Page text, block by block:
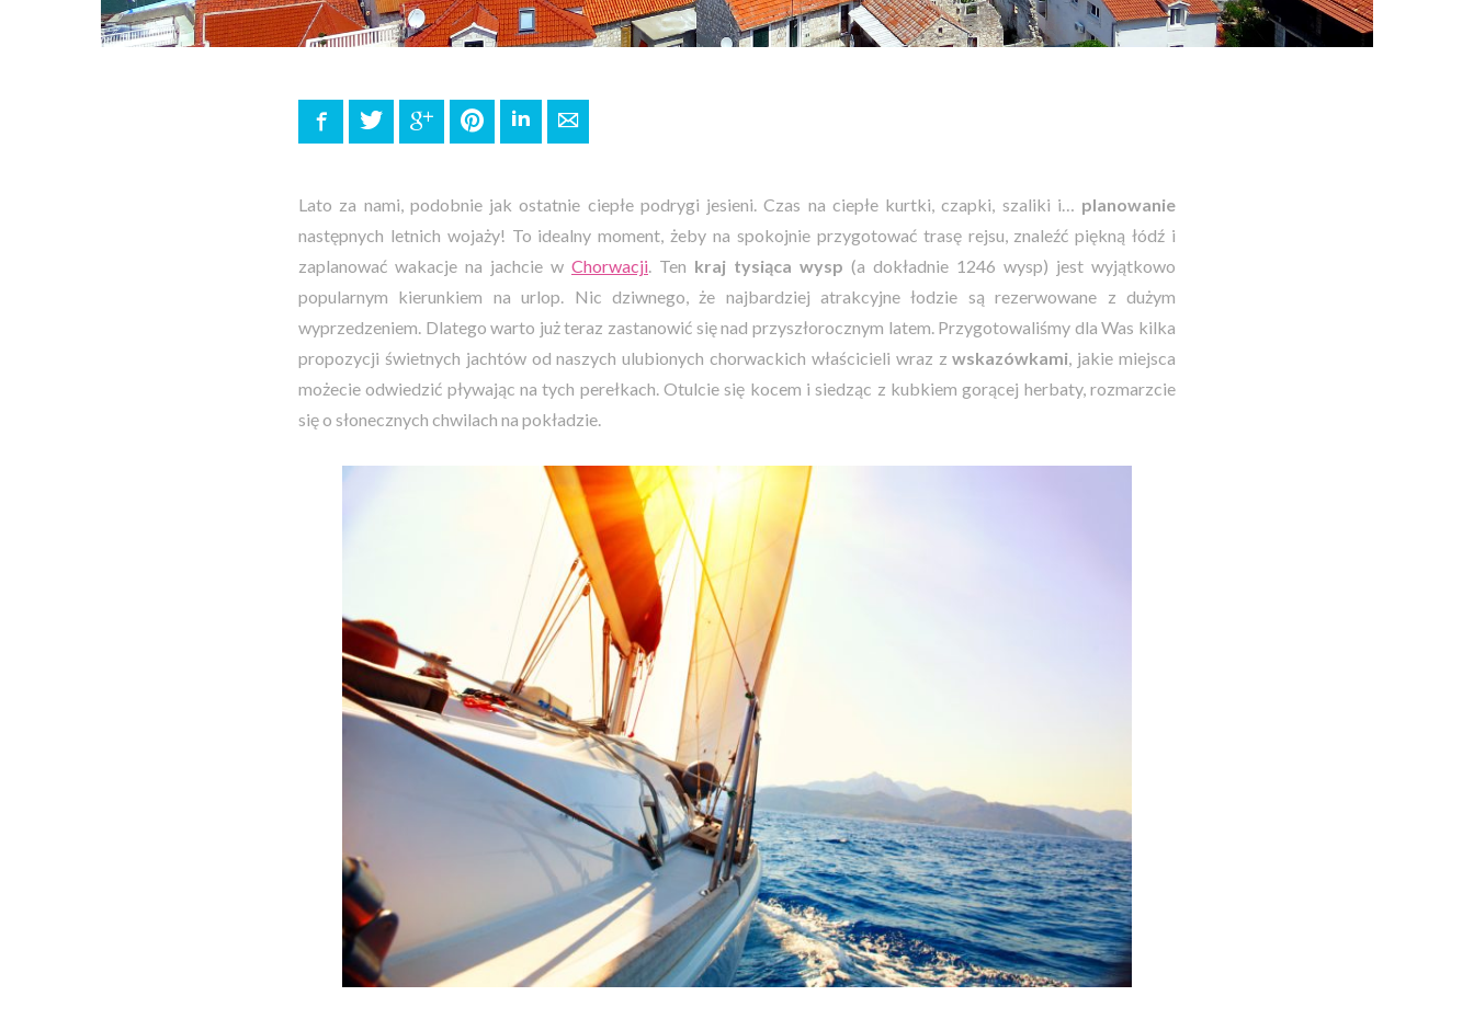
FacebookTwitter Google+ PinterestLinkedInE-mail
Lato za nami, podobnie jak ostatnie ciepłe podrygi jesieni. Czas na ciepłe kurtki, czapki, szaliki i… planowanie
następnych letnich wojaży! To idealny moment, żeby na spokojnie przygotować trasę rejsu, znaleźć piękną łódź i
zaplanować wakacje na jachcie w Chorwacji. Ten kraj tysiąca wysp (a dokładnie 1246 wysp) jest wyjątkowo
popularnym kierunkiem na urlop. Nic dziwnego, że najbardziej atrakcyjne łodzie są rezerwowane z dużym
wyprzedzeniem. Dlatego warto już teraz zastanowić się nad przyszłorocznym latem. Przygotowaliśmy dla Was kilka
propozycji świetnych jachtów od naszych ulubionych chorwackich właścicieli wraz zwskazówkami, jakie miejsca
możecie odwiedzić pływając na tych perełkach. Otulcie się kocem i siedząc z kubkiem gorącej herbaty, rozmarzcie
się o słonecznych chwilach na pokładzie.